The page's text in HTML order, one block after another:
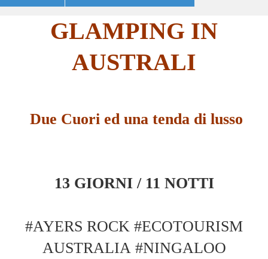
GLAMPING IN
AUSTRALI
Due Cuori ed una tenda di lusso
13 GIORNI / 11 NOTTI
#AYERS ROCK #ECOTOURISM
AUSTRALIA #NINGALOO